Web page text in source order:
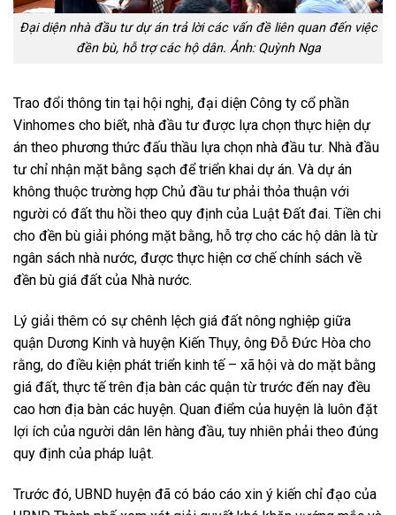
Đại diện nhà đầu tư dự án trả lời các vấn đề liên quan đến việc
đền bù, hỗ trợ các hộ dân. Ảnh: Quỳnh Nga
Trao đổi thông tin tại hội nghị, đại diện Công ty cổ phần
Vinhomes cho biết, nhà đầu tư được lựa chọn thực hiện dự
án theo phương thức đấu thầu lựa chọn nhà đầu tư. Nhà đầu
tư chỉ nhận mặt bằng sạch để triển khai dự án. Và dự án
không thuộc trường hợp Chủ đầu tư phải thỏa thuận với
người có đất thu hồi theo quy định của Luật Đất đai. Tiền chi
cho đền bù giải phóng mặt bằng, hỗ trợ cho các hộ dân là từ
ngân sách nhà nước, được thực hiện cơ chế chính sách về
đền bù giá đất của Nhà nước.
Lý giải thêm có sự chênh lệch giá đất nông nghiệp giữa
quận Dương Kinh và huyện Kiến Thụy, ông Đỗ Đức Hòa cho
rằng, do điều kiện phát triển kinh tế – xã hội và do mặt bằng
giá đất, thực tế trên địa bàn các quận từ trước đến nay đều
cao hơn địa bàn các huyện. Quan điểm của huyện là luôn đặt
lợi ích của người dân lên hàng đầu, tuy nhiên phải theo đúng
quy định của pháp luật.
Trước đó, UBND huyện đã có báo cáo xin ý kiến chỉ đạo của